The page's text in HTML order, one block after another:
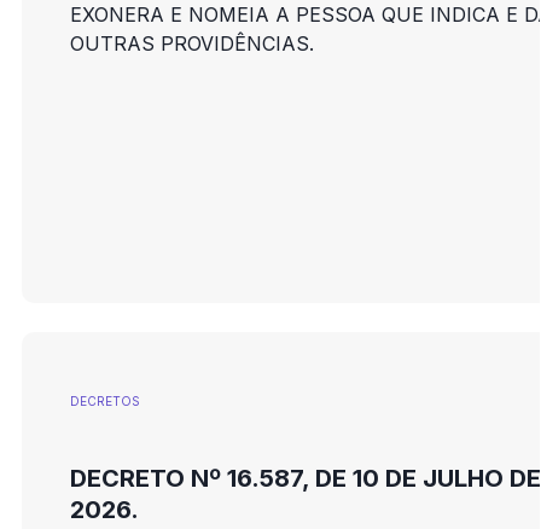
EXONERA E NOMEIA A PESSOA QUE INDICA E
OUTRAS PROVIDÊNCIAS.
DECRETOS
DECRETO Nº 16.587, DE 10 DE JULHO DE
2026.